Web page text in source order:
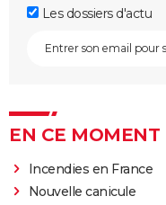
Les dossiers d'actu
EN CE MOMENT
Incendies en France
Nouvelle canicule